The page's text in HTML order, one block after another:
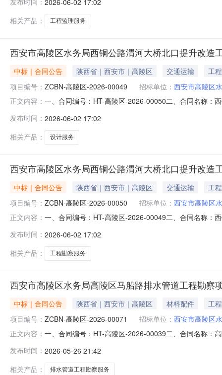
址：陕西省西安市未央区张家堡联系方式：
相关产品：
工程监理服务
西安市高陵区水务局西铜公路渭河大桥北口提升改造
中标｜合同公告 陕西省｜西安市｜高陵区 交通运输
工程
项目编号： ZCBN-高陵区-2026-00049 招标单位： 西安市高陵区
正文内容： 一、合同编号：HT-高陵区-2026-00050二、合同名称：
公司地址：陕西省西安市经开区凤城七路旺景国际
发布时间： 2026-06-02 17:02
相关产品：
设计服务
西安市高陵区水务局西铜公路渭河大桥北口提升改造
中标｜合同公告 陕西省｜西安市｜高陵区 交通运输
工程
项目编号： ZCBN-高陵区-2026-00050 招标单位： 西安市高陵区
正文内容： 一、合同编号：HT-高陵区-2026-00049二、合同名称：
公司地址：陕西省西安市经开区凤城七路旺景国际
发布时间： 2026-06-02 17:02
相关产品：
工程勘察服务
西安市高陵区水务局高陵区马船路排水管道工程勘察
中标｜合同公告 陕西省｜西安市｜高陵区 材料配件
工程
项目编号： ZCBN-高陵区-2026-00071 招标单位： 西安市高陵区
正文内容： 一、合同编号：HT-高陵区-2026-00039二、合同名称：
省安阳市殷都区河南省安阳市殷都区安钢大道东段159
发布时间： 2026-05-26 21:42
相关产品：
排水管道工程勘察服务